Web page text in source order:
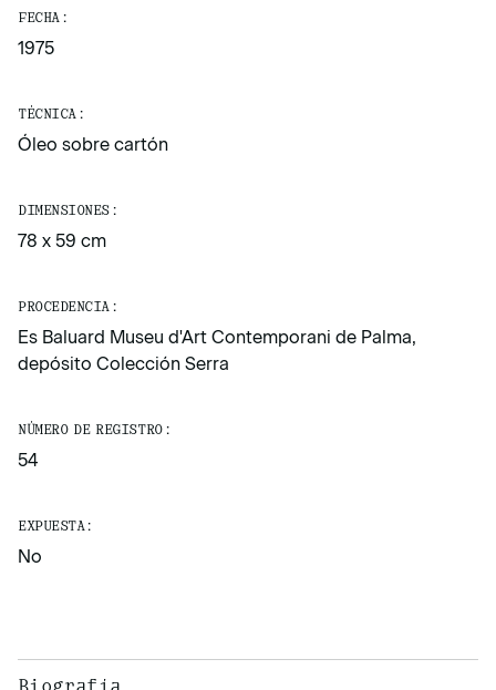
FECHA:
1975
TÉCNICA:
Óleo sobre cartón
DIMENSIONES:
78 x 59 cm
PROCEDENCIA:
Es Baluard Museu d'Art Contemporani de Palma,
depósito Colección Serra
NÚMERO DE REGISTRO:
54
EXPUESTA:
No